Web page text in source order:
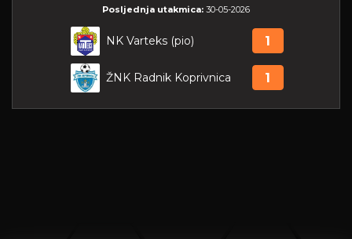
Posljednja utakmica: 30-05-2026
NK Varteks (pio) 1
ŽNK Radnik Koprivnica 1